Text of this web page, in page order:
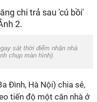
sát thời điểm nhận nhà
chụp màn hình).
Đình, Hà Nội) chia sẻ,
tiến độ một căn nhà ở